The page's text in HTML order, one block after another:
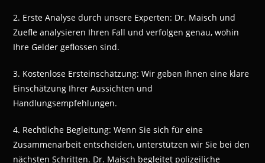
2. Erste Analyse durch unsere Experten: Dr. Maisch und
Zuefle analysieren Ihren Fall und verfolgen genau, wohin
Ihre Gelder geflossen sind.
3. Kostenlose Ersteinschätzung: Wir geben Ihnen eine klare
Einschätzung Ihrer Aussichten und
Handlungsempfehlungen.
4. Rechtliche Begleitung: Wenn Sie sich für eine
Zusammenarbeit entscheiden, unterstützen wir Sie bei den
nächsten Schritten. Dr. Maisch begleitet polizeiliche